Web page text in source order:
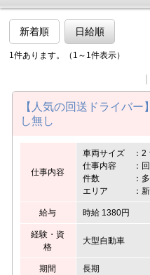
新着順 日給順
1件あります。（1～1件表示）
【人気の回送ドライバ
し無し
仕事内容
車両サイズ ：2
仕事内容 ：回
件数 ：多くて
エリア ：新居
給与 時給 1380円
経験・資
格
大型自動車
期間 長期